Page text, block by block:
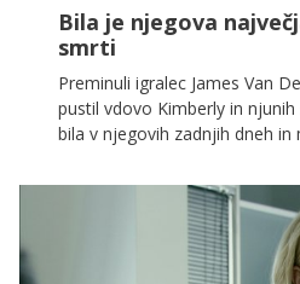
Bila je njegova
smrti
Preminuli igralec James Van
pustil vdovo Kimberly in
bila v njegovih zadnjih dneh in